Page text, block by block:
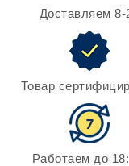
Доставляем 8-
Товар
Работаем до